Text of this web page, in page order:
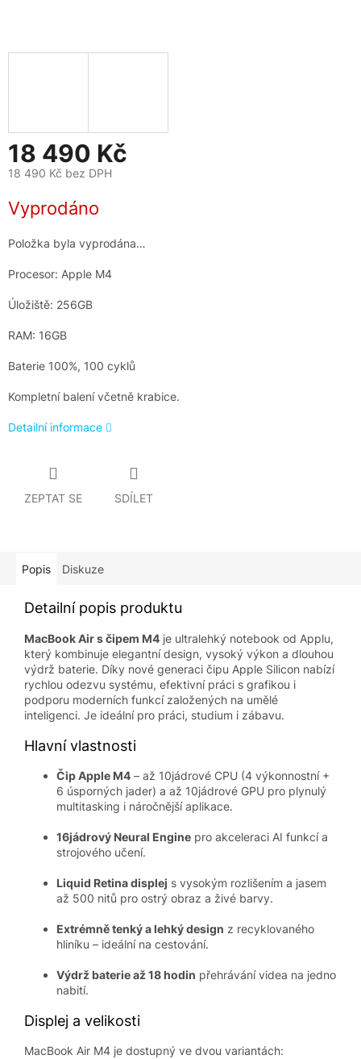
18 490 Kč
18 490 Kč bez DPH
cena:
Vyprodáno
Položka byla vyprodána…
Procesor: Apple M4
Úložiště: 256GB
RAM: 16GB
Baterie 100%, 100 cyklů
Kompletní balení včetně krabice.
Detailní informace
ZEPTAT SE SDÍLET
Popis Diskuze
Detailní popis produktu
MacBook Air s čipem M4 je ultralehký notebook od Applu,
který kombinuje elegantní design, vysoký výkon a dlouhou
výdrž baterie. Díky nové generaci čipu Apple Silicon nabízí
rychlou odezvu systému, efektivní práci s grafikou i
podporu moderních funkcí založených na umělé
inteligenci. Je ideální pro práci, studium i zábavu.
Hlavní vlastnosti
Čip Apple M4 – až 10jádrové CPU (4 výkonnostní +
6 úsporných jader) a až 10jádrové GPU pro plynulý
multitasking i náročnější aplikace.
16jádrový Neural Engine pro akceleraci AI funkcí a
strojového učení.
Liquid Retina displej s vysokým rozlišením a jasem
až 500 nitů pro ostrý obraz a živé barvy.
Extrémně tenký a lehký design z recyklovaného
hliníku – ideální na cestování.
Výdrž baterie až 18 hodin přehrávání videa na jedno
nabití.
Displej a velikosti
MacBook Air M4 je dostupný ve dvou variantách: